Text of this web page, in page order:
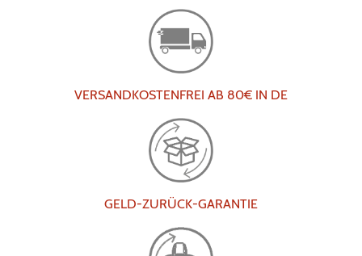
VERSANDKOSTENFREI AB 80€ IN DE
GELD-ZURÜCK-GARANTIE